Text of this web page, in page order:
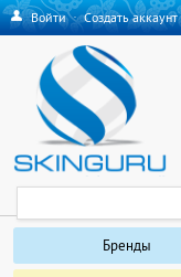
Войти·Создать аккаунт
Бренды